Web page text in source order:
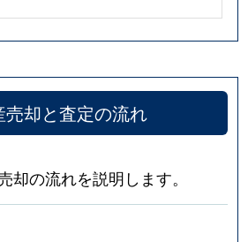
売却と査定の流れ
却の流れを説明します。